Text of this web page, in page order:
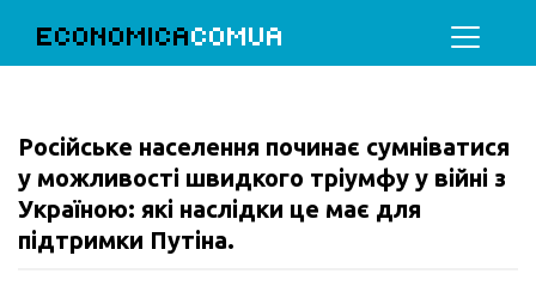
ECONOMICACOMUA
Російське населення починає сумніватися
у можливості швидкого тріумфу у війні з
Україною: які наслідки це має для
підтримки Путіна.